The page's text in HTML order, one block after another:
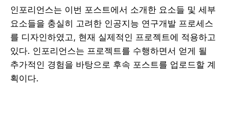
인포리언스는 이번 포스트에서 소개한 요소들 및 세부
요소들을 충실히 고려한 인공지능 연구개발 프로세스
를 디자인하였고, 현재 실제적인 프로젝트에 적용하고
있다. 인포리언스는 프로젝트를 수행하면서 얻게 될
추가적인 경험을 바탕으로 후속 포스트를 업로드할 계
획이다.